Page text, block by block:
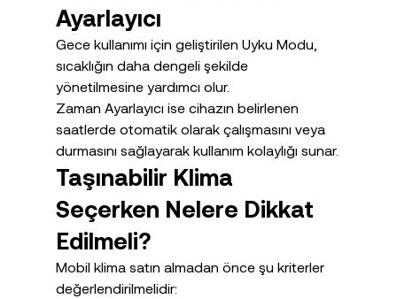
Ayarlayıcı
Gece kullanımı için geliştirilen Uyku Modu,
sıcaklığın daha dengeli şekilde
yönetilmesine yardımcı olur.
Zaman Ayarlayıcı ise cihazın belirlenen
saatlerde otomatik olarak çalışmasını veya
durmasını sağlayarak kullanım kolaylığı sunar.
Taşınabilir Klima
Seçerken Nelere Dikkat
Edilmeli?
Mobil klima satın almadan önce şu kriterler
değerlendirilmelidir: